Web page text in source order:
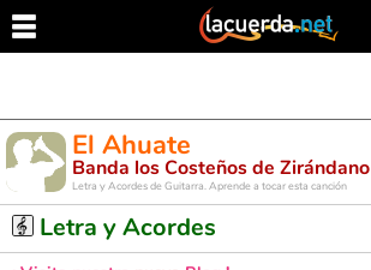
El Ahuate
Banda los Costeños de Zirándano
Letra y Acordes de Guitarra. Aprende a tocar esta canción
Letra y Acordes